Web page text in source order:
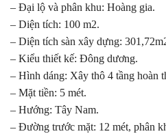
– Đại lộ và phân khu: Hoàng gia.
– Diện tích: 100 m2.
– Diện tích sàn xây dựng:
– Kiểu thiết kế: Đông dương.
– Hình dáng: Xây thô 4 tầng hoàn
– Mặt tiền: 5 mét.
– Hướng: Tây Nam.
– Đường trước mặt: 12 mét, phân